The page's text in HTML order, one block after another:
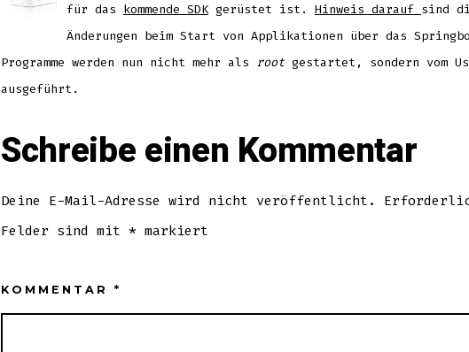
für das kommende SDK gerüstet ist. Hinweis darauf sind
Änderungen beim Start von Applikationen über das
Programme werden nun nicht mehr als root gestartet, sondern vom
ausgeführt.
Schreibe einen Kommentar
Deine E-Mail-Adresse wird nicht veröffentlicht.
Felder sind mit * markiert
KOMMENTAR *